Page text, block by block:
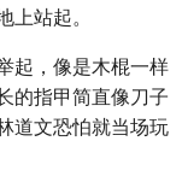
站起。
起，像是木棍一样
的指甲简直像刀子
道文恐怕就当场玩